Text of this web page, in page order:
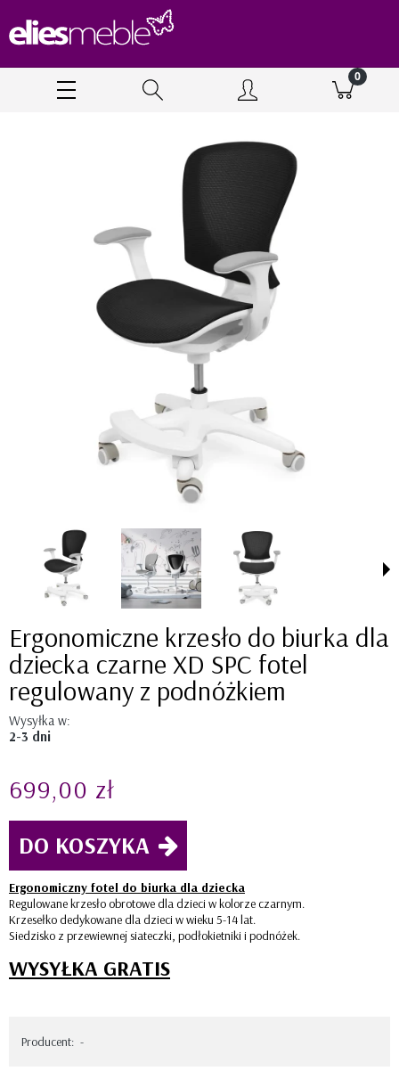
Ergonomiczne krzesło do biurka dla
dziecka czarne XD SPC fotel
regulowany z podnóżkiem
Wysyłka w:
2-3 dni
699,00 zł
DO KOSZYKA
Ergonomiczny fotel do biurka dla dziecka
Regulowane krzesło obrotowe dla dzieci w kolorze czarnym.
Krzesełko dedykowane dla dzieci w wieku 5-14 lat.
Siedzisko z przewiewnej siateczki, podłokietniki i podnóżek.
WYSYŁKA GRATIS
Producent: -